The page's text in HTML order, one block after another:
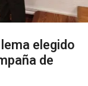
elegido
de